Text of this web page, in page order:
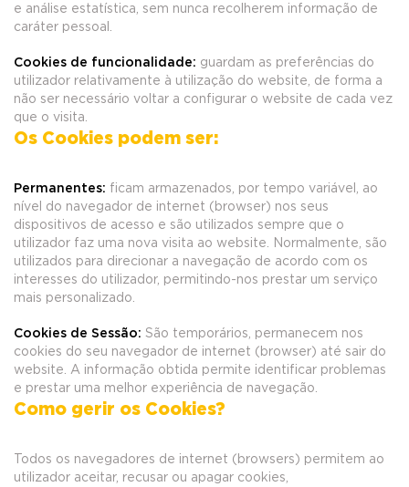
e análise estatística, sem nunca recolherem informação de
caráter pessoal.
Cookies de funcionalidade: guardam as preferências do
utilizador relativamente à utilização do website, de forma a
não ser necessário voltar a configurar o website de cada vez
que o visita.
Os Cookies podem ser:
Permanentes: ficam armazenados, por tempo variável, ao
nível do navegador de internet (browser) nos seus
dispositivos de acesso e são utilizados sempre que o
utilizador faz uma nova visita ao website. Normalmente, são
utilizados para direcionar a navegação de acordo com os
interesses do utilizador, permitindo-nos prestar um serviço
mais personalizado.
Cookies de Sessão: São temporários, permanecem nos
cookies do seu navegador de internet (browser) até sair do
website. A informação obtida permite identificar problemas
e prestar uma melhor experiência de navegação.
Como gerir os Cookies?
Todos os navegadores de internet (browsers) permitem ao
utilizador aceitar, recusar ou apagar cookies,